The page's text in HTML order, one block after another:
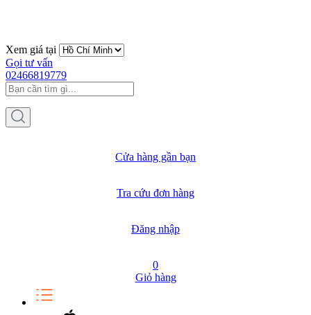
Xem giá tại
Gọi tư vấn
02466819779
Cửa hàng gần bạn
Tra cứu đơn hàng
Đăng nhập
0
Giỏ hàng